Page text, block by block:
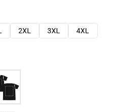
2XL 3XL
4XL